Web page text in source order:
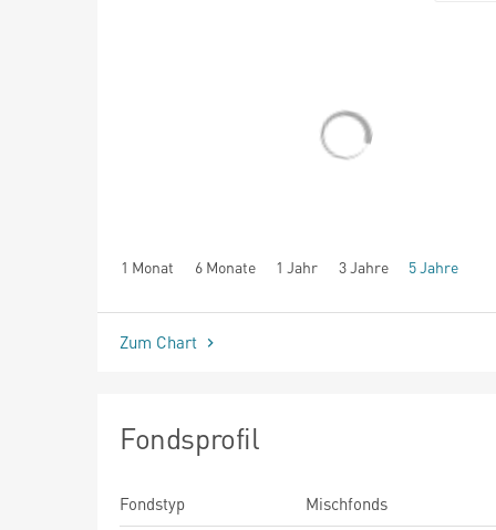
1 Monat 6 Monate 1 Jahr 3 Jahre 5 Jahre
seit Beginn
Zum Chart
Fondsprofil
Fondstyp
Mischfonds